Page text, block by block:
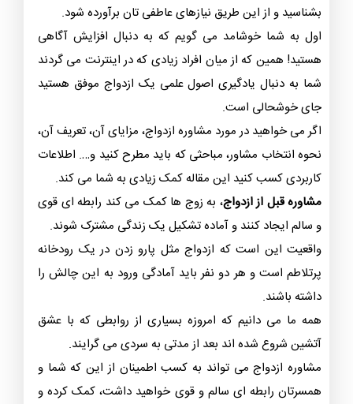
بشناسید و از این طریق نیازهای عاطفی تان برآورده شود.
اول به شما خوشامد می گویم که به دنبال افزایش آگاهی
هستید! همین که از میان افراد زیادی که در اینترنت می گردند
شما به دنبال یادگیری اصول علمی یک ازدواج موفق هستید
جای خوشحالی است.
اگر می خواهید در مورد مشاوره ازدواج، مزایای آن، تعریف آن،
نحوه انتخاب مشاور، مباحثی که باید مطرح کنید و…. اطلاعات
کاربردی کسب کنید این مقاله کمک زیادی به شما می کند.
مشاوره قبل از ازدواج، به زوج ها کمک می کند رابطه ای قوی
و سالم ایجاد کنند و آماده تشکیل یک زندگی مشترک شوند.
واقعیت این است که ازدواج مثل پارو زدن در یک رودخانه
پرتلاطم است و هر دو نفر باید آمادگی ورود به این چالش را
داشته باشند.
همه ما می دانیم که امروزه بسیاری از روابطی که با عشق
آتشین شروع شده اند بعد از مدتی به سردی می گرایند.
مشاوره ازدواج می تواند به کسب اطمینان از این که شما و
همسرتان رابطه ای سالم و قوی خواهید داشت، کمک کرده و